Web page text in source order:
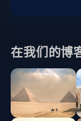
在我们的博